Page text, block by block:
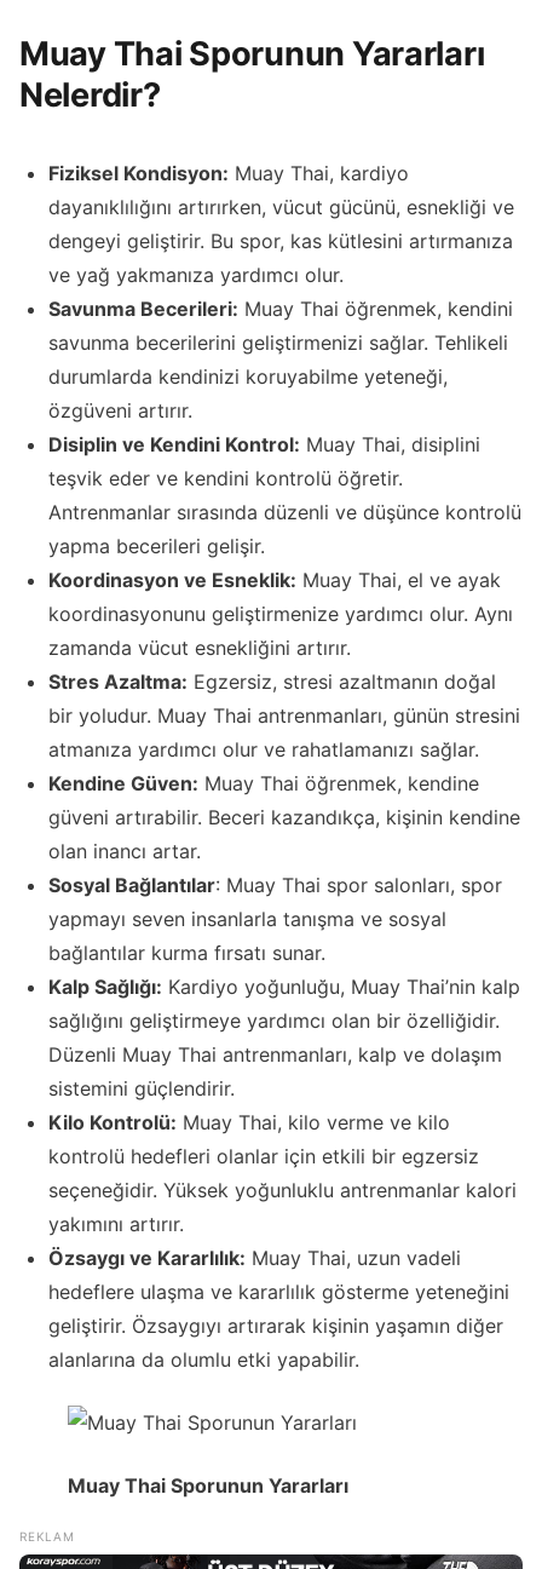
Muay Thai Sporunun Yararları
Nelerdir?
Fiziksel Kondisyon: Muay Thai, kardiyo
dayanıklılığını artırırken, vücut gücünü, esnekliği ve
dengeyi geliştirir. Bu spor, kas kütlesini artırmanıza
ve yağ yakmanıza yardımcı olur.
Savunma Becerileri: Muay Thai öğrenmek, kendini
savunma becerilerini geliştirmenizi sağlar. Tehlikeli
durumlarda kendinizi koruyabilme yeteneği,
özgüveni artırır.
Disiplin ve Kendini Kontrol: Muay Thai, disiplini
teşvik eder ve kendini kontrolü öğretir.
Antrenmanlar sırasında düzenli ve düşünce kontrolü
yapma becerileri gelişir.
Koordinasyon ve Esneklik: Muay Thai, el ve ayak
koordinasyonunu geliştirmenize yardımcı olur. Aynı
zamanda vücut esnekliğini artırır.
Stres Azaltma: Egzersiz, stresi azaltmanın doğal
bir yoludur. Muay Thai antrenmanları, günün stresini
atmanıza yardımcı olur ve rahatlamanızı sağlar.
Kendine Güven: Muay Thai öğrenmek, kendine
güveni artırabilir. Beceri kazandıkça, kişinin kendine
olan inancı artar.
Sosyal Bağlantılar: Muay Thai spor salonları, spor
yapmayı seven insanlarla tanışma ve sosyal
bağlantılar kurma fırsatı sunar.
Kalp Sağlığı: Kardiyo yoğunluğu, Muay Thai’nin kalp
sağlığını geliştirmeye yardımcı olan bir özelliğidir.
Düzenli Muay Thai antrenmanları, kalp ve dolaşım
sistemini güçlendirir.
Kilo Kontrolü: Muay Thai, kilo verme ve kilo
kontrolü hedefleri olanlar için etkili bir egzersiz
seçeneğidir. Yüksek yoğunluklu antrenmanlar kalori
yakımını artırır.
Özsaygı ve Kararlılık: Muay Thai, uzun vadeli
hedeflere ulaşma ve kararlılık gösterme yeteneğini
geliştirir. Özsaygıyı artırarak kişinin yaşamın diğer
alanlarına da olumlu etki yapabilir.
Muay Thai Sporunun Yararları